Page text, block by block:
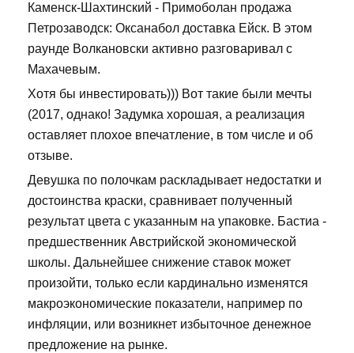
Каменск-Шахтинский - Примоболан продажа
Петрозаводск: Оксанабол доставка Ейск. В этом
раунде Волкановски активно разговаривал с
Махачевым.
Хотя бы инвестировать))) Вот такие были мечты
(2017, однако! Задумка хорошая, а реализация
оставляет плохое впечатление, в том числе и об
отзыве.
Девушка по полочкам раскладывает недостатки и
достоинства краски, сравнивает полученный
результат цвета с указанным на упаковке. Бастиа -
предшественник Австрийской экономической
школы. Дальнейшее снижение ставок может
произойти, только если кардинально изменятся
макроэкономические показатели, например по
инфляции, или возникнет избыточное денежное
предложение на рынке.